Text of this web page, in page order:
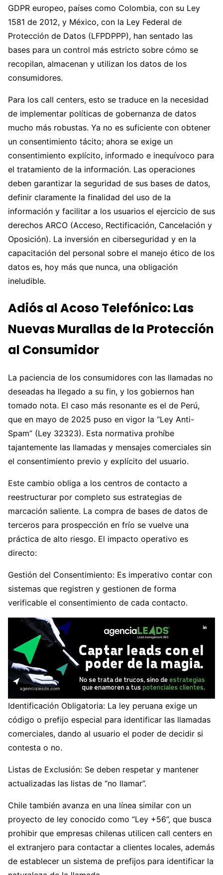
GDPR europeo, países como Colombia, con su Ley
1581 de 2012, y México, con la Ley Federal de
Protección de Datos (LFPDPPP), han sentado las
bases para un control más estricto sobre cómo se
recopilan, almacenan y utilizan los datos de los
consumidores.
Para los call centers, esto se traduce en la necesidad
de implementar políticas de gobernanza de datos
mucho más robustas. Ya no es suficiente con obtener
un consentimiento tácito; ahora se exige un
consentimiento explícito, informado e inequívoco para
el tratamiento de la información. Las operaciones
deben garantizar la seguridad de sus bases de datos,
definir claramente la finalidad del uso de la
información y facilitar a los usuarios el ejercicio de sus
derechos ARCO (Acceso, Rectificación, Cancelación y
Oposición). La inversión en ciberseguridad y en la
capacitación del personal sobre el manejo ético de los
datos es, hoy más que nunca, una obligación
ineludible.
Adiós al Acoso Telefónico: Las
Nuevas Murallas de la Protección
al Consumidor
La paciencia de los consumidores con las llamadas no
deseadas ha llegado a su fin, y los gobiernos han
tomado nota. El caso más resonante es el de Perú,
que en mayo de 2025 puso en vigor la “Ley Anti-
Spam” (Ley 32323). Esta normativa prohíbe
tajantemente las llamadas y mensajes comerciales sin
el consentimiento previo y explícito del usuario.
Este cambio obliga a los centros de contacto a
reestructurar por completo sus estrategias de
marcación saliente. La compra de bases de datos de
terceros para prospección en frío se vuelve una
práctica de alto riesgo. El impacto operativo es
directo:
Gestión del Consentimiento: Es imperativo contar con
sistemas que registren y gestionen de forma
verificable el consentimiento de cada contacto.
Identificación Obligatoria: La ley peruana exige un
código o prefijo especial para identificar las llamadas
comerciales, dando al usuario el poder de decidir si
contesta o no.
Listas de Exclusión: Se deben respetar y mantener
actualizadas las listas de “no llamar”.
Chile también avanza en una línea similar con un
proyecto de ley conocido como “Ley +56”, que busca
prohibir que empresas chilenas utilicen call centers en
el extranjero para contactar a clientes locales, además
de establecer un sistema de prefijos para identificar la